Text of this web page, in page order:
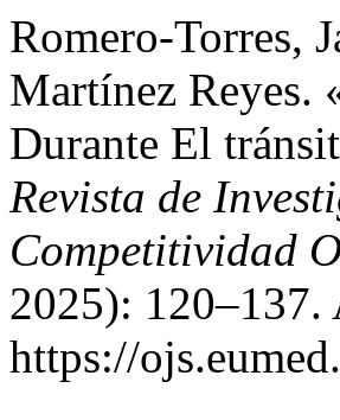
Romero-Torres,
Martínez Reyes.
Durante El
Revista de
Competitividad
2025): 120–137.
https://